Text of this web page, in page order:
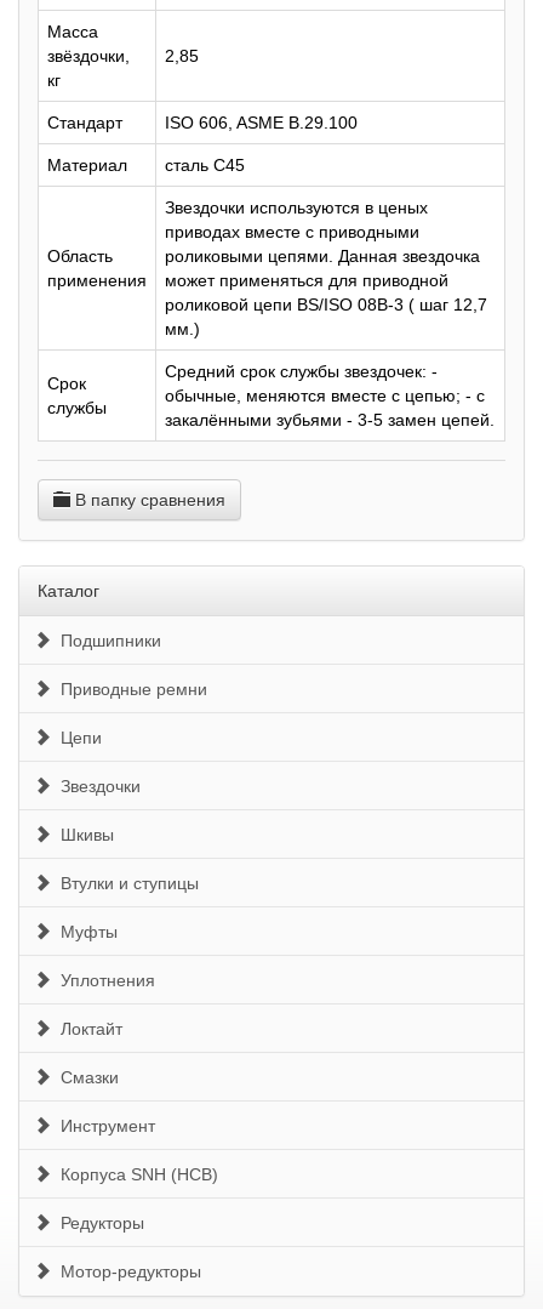
Масса
звёздочки,
кг
2,85
Стандарт ISO 606, ASME B.29.100
Материал сталь C45
Область
применения
Звездочки используются в ценых
приводах вместе с приводными
роликовыми цепями. Данная звездочка
может применяться для приводной
роликовой цепи BS/ISO 08B-3 ( шаг 12,7
мм.)
Срок
службы
Средний срок службы звездочек: -
обычные, меняются вместе с цепью; - с
закалёнными зубьями - 3-5 замен цепей.
В папку сравнения
Каталог
Подшипники
Приводные ремни
Цепи
Звездочки
Шкивы
Втулки и ступицы
Муфты
Уплотнения
Локтайт
Смазки
Инструмент
Корпуса SNH (HCB)
Редукторы
Мотор-редукторы